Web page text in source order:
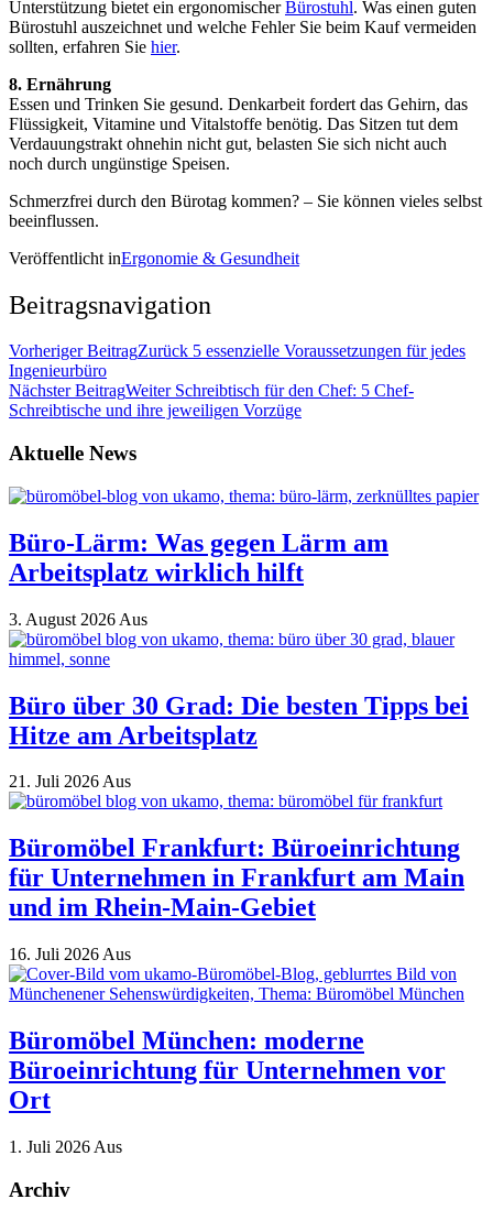
Unterstützung bietet ein ergonomischerBürostuhl. Was einen guten
Bürostuhl auszeichnet und welche Fehler Sie beim Kauf vermeiden
sollten, erfahren Sie hier.
8. Ernährung
Essen und Trinken Sie gesund. Denkarbeit fordert das Gehirn, das
Flüssigkeit, Vitamine und Vitalstoffe benötig. Das Sitzen tut dem
Verdauungstrakt ohnehin nicht gut, belasten Sie sich nicht auch
noch durch ungünstige Speisen.
Schmerzfrei durch den Bürotag kommen? – Sie können vieles selbst
beeinflussen.
Veröffentlicht inErgonomie & Gesundheit
Beitragsnavigation
Vorheriger BeitragZurück 5 essenzielle Voraussetzungen für jedes
Ingenieurbüro
Nächster BeitragWeiter Schreibtisch für den Chef: 5 Chef-
Schreibtische und ihre jeweiligen Vorzüge
Aktuelle News
Büro-Lärm: Was gegen Lärm am
Arbeitsplatz wirklich hilft
3. August 2026 Aus
Büro über 30 Grad: Die besten Tipps bei
Hitze am Arbeitsplatz
21. Juli 2026Aus
Büromöbel Frankfurt: Büroeinrichtung
für Unternehmen in Frankfurt am Main
und im Rhein-Main-Gebiet
16. Juli 2026 Aus
Büromöbel München: moderne
Büroeinrichtung für Unternehmen vor
Ort
1. Juli 2026 Aus
Archiv